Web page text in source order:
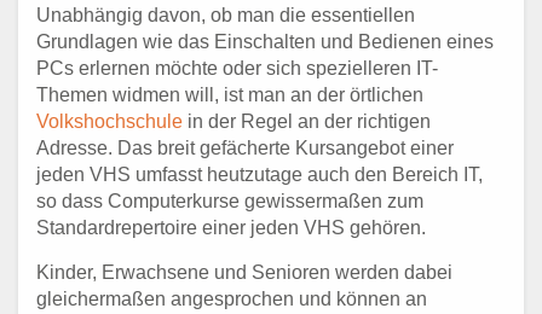
Unabhängig davon, ob man die essentiellen
Grundlagen wie das Einschalten und Bedienen eines
PCs erlernen möchte oder sich spezielleren IT-
Themen widmen will, ist man an der örtlichen
Volkshochschule in der Regel an der richtigen
Adresse. Das breit gefächerte Kursangebot einer
jeden VHS umfasst heutzutage auch den Bereich IT,
so dass Computerkurse gewissermaßen zum
Standardrepertoire einer jeden VHS gehören.
Kinder, Erwachsene und Senioren werden dabei
gleichermaßen angesprochen und können an